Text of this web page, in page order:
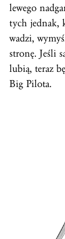
lewego
tych jednak,
wadzi,
stronę. Jeśli
lubią, teraz
Big Pilota.